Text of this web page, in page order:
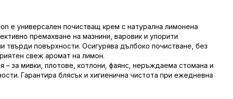
е универсален почистващ крем с натурална лимонена
премахване на мазнини, варовик и упорити
твърди повърхности. Осигурява дълбоко почистване, без
свеж аромат на лимон.
– за мивки, плотове, котлони, фаянс, неръждаема стомана и
Гарантира блясък и хигиенична чистота при ежедневна